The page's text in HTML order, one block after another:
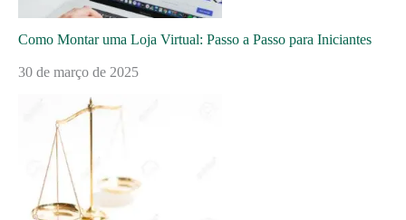
Como Montar uma Loja Virtual: Passo a Passo para Iniciantes
30 de março de 2025